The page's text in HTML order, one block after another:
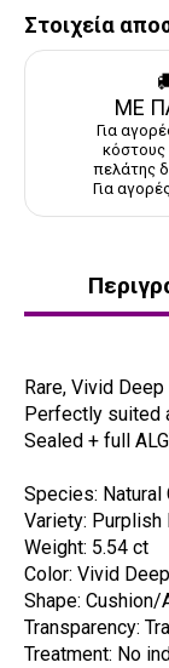
Στοιχεία
ΜΕ
Για
κόστους
πελάτης
Για
Rare, Vivid
Perfectly suited
Sealed + full
Species: Natural
Variety: Purplish
Weight: 5.54 ct
Color: Vivid
Shape: Cushion/
Transparency:
Treatment: No